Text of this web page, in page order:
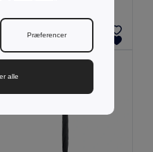
Tilføj Til Kurv
Præferencer
alle